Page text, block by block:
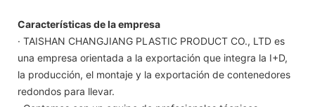
Características de la empresa
· TAISHAN CHANGJIANG PLASTIC PRODUCT CO., LTD es
una empresa orientada a la exportación que integra la I+D,
la producción, el montaje y la exportación de contenedores
redondos para llevar.